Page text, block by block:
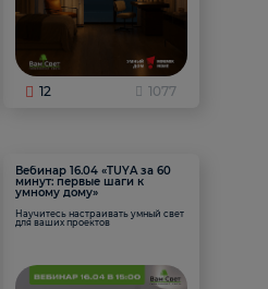
12 1077
Вебинар 16.04 «TUYA за 60
минут: первые шаги к
умному дому»
Научитесь настраивать умный свет
для ваших проектов